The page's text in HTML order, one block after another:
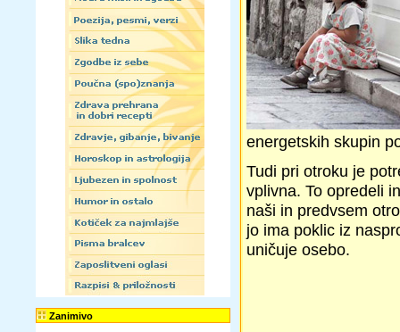
Zanimivo
energetskih skupin
Tudi pri otroku je
vplivna. To opredeli
naši in predvsem
jo ima poklic iz
uničuje osebo.